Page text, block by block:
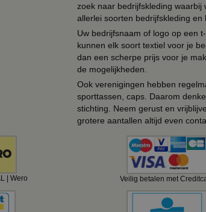
zoek naar bedrijfskleding
allerlei soorten bedrijfskleding
Uw bedrijfsnaam of logo op een
kunnen elk soort textiel voor je
dan een scherpe prijs voor je
de mogelijkheden.
Ook verenigingen hebben
sporttassen, caps. Daarom
stichting. Neem gerust en
grotere aantallen altijd even
| Wero Veilig betalen met